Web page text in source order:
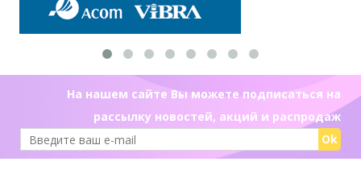
На нашем сайте Вы можете подписаться на
рассылку новостей, акций и распродаж
Ok